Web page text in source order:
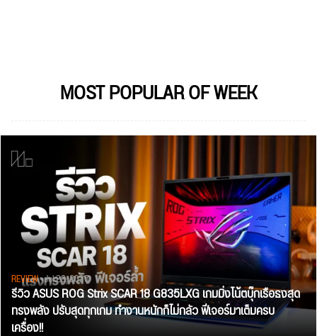
MOST POPULAR OF WEEK
REVIEW• Jul 28, 2026
รีวิว ASUS ROG Strix SCAR 18 G835LXG เกมมิ่งโน้ตบุ๊กเรือธงสุด
ทรงพลัง ปรับสุดทุกเกม ทำงานหนักก็ไม่กลัว ฟีเจอร์มาเต็มครบ
เครื่อง!!